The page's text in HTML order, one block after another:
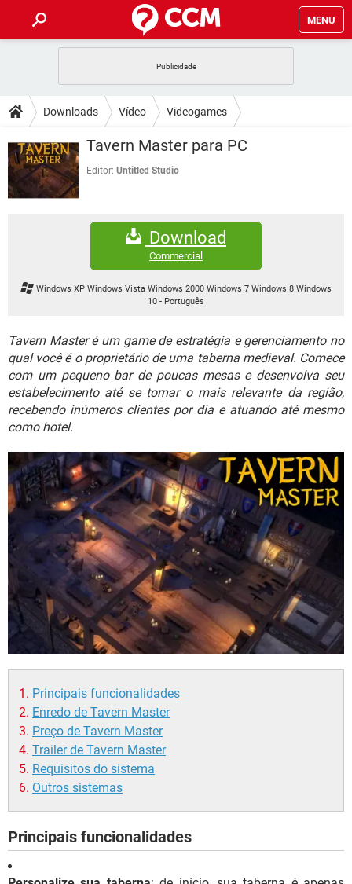
MENU
CELULAR FACEBOOK
OUTLOOK EXCEL
INSTAGRAM
GUIA DE COMPRAS
DICAS
JOGOS WHATSAPP
CELULAR FACEBOOK
OUTLOOK
DOWNLOADS
JOGOS
CELULAR
EXCEL
GMAIL
FÓRUM
FACEBOOK
EXCEL
INSTAGRAM GMAIL
WHATSAPP
EXCEL
GUIA DE COMPRAS
Downloads Vídeo Videogames
Tavern Master para PC
Editor: Untitled Studio
Download
Commercial
Windows XP Windows Vista Windows 2000 Windows 7 Windows 8 Windows
10 - Português
Tavern Master é um game de estratégia e gerenciamento no
qual você é o proprietário de uma taberna medieval. Comece
com um pequeno bar de poucas mesas e desenvolva seu
estabelecimento até se tornar o mais relevante da região,
recebendo inúmeros clientes por dia e atuando até mesmo
como hotel.
Principais funcionalidades
Enredo de Tavern Master
Preço de Tavern Master
Trailer de Tavern Master
Requisitos do sistema
Outros sistemas
Principais funcionalidades